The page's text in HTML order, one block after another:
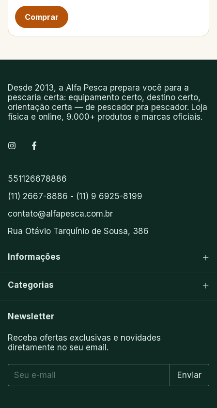
Desde 2013, a Alfa Pesca prepara você para a
pescaria certa: equipamento certo, destino certo,
orientação certa — de pescador pra pescador. Loja
física e online, 9.000+ produtos e marcas oficiais.
551126678886
(11) 2667-8886 - (11) 9 6925-8199
contato@alfapesca.com.br
Rua Otávio Tarquínio de Sousa, 386
Informações
Categorias
Newsletter
Receba ofertas exclusivas e novidades
diretamente no seu email.